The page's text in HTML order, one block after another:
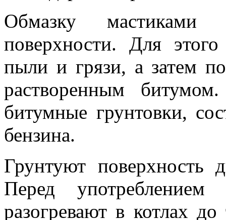
Обмазку мастиками
поверхности. Для
пыли и грязи, а затем
растворенным
битумные грунтовки,
бензина.
Грунтуют поверхность
Перед
разогревают в котлах